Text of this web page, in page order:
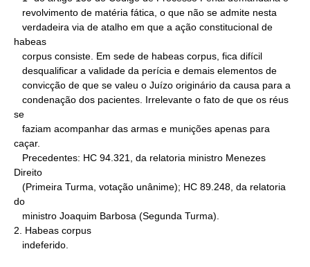
habeas
se
caçar.
Direito
do
2. Habeas corpus
   indeferido.